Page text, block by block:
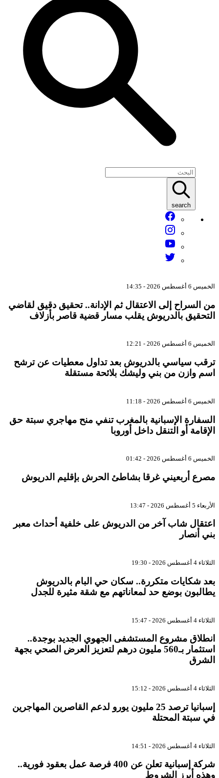
search
الخميس 6 أغسطس 2026 - 14:35
من السراح إلى الاعتقال ثم الإدانة.. تحقيق دقيق لقاضي
التحقيق بالدريوش يقلب مسار قضية قاصر بأزلاف
الخميس 6 أغسطس 2026 - 12:21
ترقب سياسي بالدريوش بعد تداول معطيات عن ترشح
اسم وازن من بني وليشك بلائحة مستقلة
الخميس 6 أغسطس 2026 - 11:18
السفارة الإسبانية بالمغرب تنفي منح مهاجري سبتة حق
الإقامة أو التنقل داخل أوروبا
الخميس 6 أغسطس 2026 - 01:42
مصرع أربعيني غرقا بشاطئ الحرش بإقليم الدريوش
الأربعاء 5 أغسطس 2026 - 13:47
اعتقال شاب آخر من الدريوش على خلفية أحداث معبر
بني أنصار
الثلاثاء 4 أغسطس 2026 - 19:30
بعد شكايات متكررة.. سكان حي البام بالدريوش
يطالبون بوضع حد لمعاناتهم مع شقة مثيرة للجدل
الثلاثاء 4 أغسطس 2026 - 15:47
انطلاق مشروع المستشفى الجهوي الجديد بوجدة..
استثمار بـ560 مليون درهم لتعزيز العرض الصحي بجهة
الشرق
الثلاثاء 4 أغسطس 2026 - 15:12
إسبانيا ترصد 25 مليون يورو لدعم القاصرين المهاجرين
في سبتة المحتلة
الثلاثاء 4 أغسطس 2026 - 14:51
شركة إسبانية تعلن عن 400 فرصة عمل بعقود فورية..
وهذه أبرز الشروط